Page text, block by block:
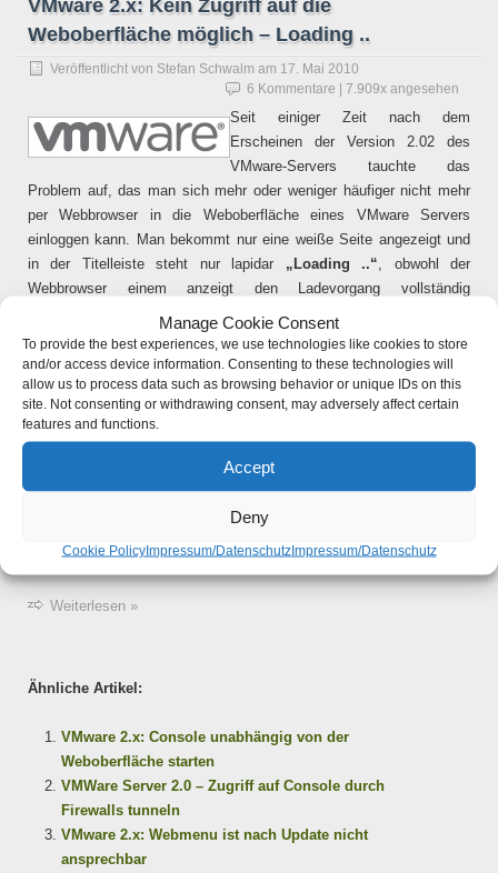
Manage Cookie Consent
To provide the best experiences, we use technologies like cookies to store
and/or access device information. Consenting to these technologies will
allow us to process data such as browsing behavior or unique IDs on this
site. Not consenting or withdrawing consent, may adversely affect certain
features and functions.
Accept
Deny
Cookie PolicyImpressum/DatenschutzImpressum/Datenschutz
VMware 2.x: Kein Zugriff auf die
Weboberfläche möglich – Loading ..
Veröffentlicht von Stefan Schwalm am 17. Mai 2010
6 Kommentare | 7.909x angesehen
Seit einiger Zeit nach dem
Erscheinen der Version 2.02 des
VMware-Servers tauchte das
Problem auf, das man sich mehr oder weniger häufiger nicht mehr
per Webbrowser in die Weboberfläche eines VMware Servers
einloggen kann. Man bekommt nur eine weiße Seite angezeigt und
in der Titelleiste steht nur lapidar „Loading ..“ , obwohl der
Webbrowser einem anzeigt den Ladevorgang vollständig
sporadisch und mit nahezu allen aktuellen Browsern IE7, IE8, FF
3.5.x, FF 3.6
Die „esoterisch“ anmutenden Tips wie mehrfaches „Reloaden“ der
Webadresse oder Benutzung der IP-Adresse anstatt DNS-Kürzeln
oder mehrfaches neustarten von VMware oder nur dessen
länger anhaltende Abhilfe. Wobei dies aber aufzeigt, das das
Problem durch eine Wechselwirkung von Browser und VMware
Webmenu verursacht werden muss.
Weiterlesen »
Ähnliche Artikel:
VMware 2.x: Console unabhängig von der
Weboberfläche starten
VMWare Server 2.0 – Zugriff auf Console durch
Firewalls tunneln
VMware 2.x: Webmenu ist nach Update nicht
ansprechbar